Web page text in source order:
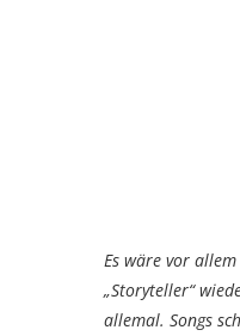
Es wäre vor
„Storyteller“
allemal. Songs